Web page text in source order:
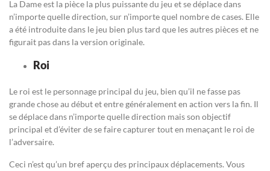
La Dame est la pièce la plus puissante du jeu et se déplace dans
n’importe quelle direction, sur n’importe quel nombre de cases. Elle
a été introduite dans le jeu bien plus tard que les autres pièces et ne
figurait pas dans la version originale.
Roi
Le roi est le personnage principal du jeu, bien qu’il ne fasse pas
grande chose au début et entre généralement en action vers la fin. Il
se déplace dans n’importe quelle direction mais son objectif
principal et d’éviter de se faire capturer tout en menaçant le roi de
l’adversaire.
Ceci n’est qu’un bref aperçu des principaux déplacements. Vous